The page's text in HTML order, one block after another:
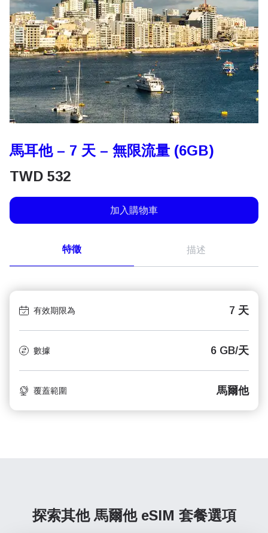
馬耳他 – 7 天 – 無限流量 (6GB)
TWD 532
加入購物車
特徵 描述
有效期限為 7 天
數據 6 GB/天
覆蓋範圍 馬爾他
探索其他 馬爾他 eSIM 套餐選項